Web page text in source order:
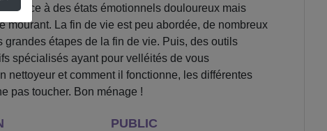
face à des états émotionnels douloureux mais
La fin de vie est peu abordée, de nombreux
étapes de la fin de vie. Puis, des outils
spécialisés ayant pour velléités de vous
nettoyeur et comment il fonctionne, les différentes
pas toucher. Bon ménage !
PUBLIC